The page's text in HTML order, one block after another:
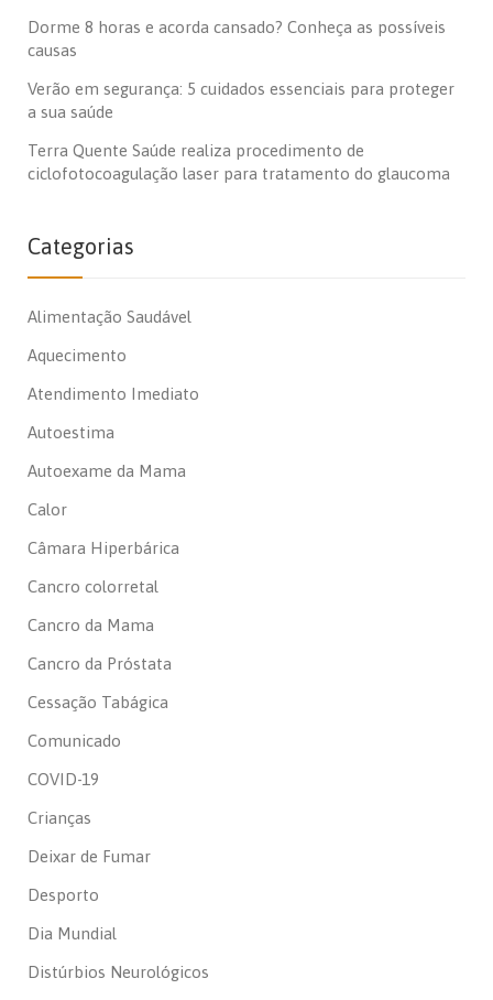
Dorme 8 horas e acorda cansado? Conheça as possíveis
causas
Verão em segurança: 5 cuidados essenciais para proteger
a sua saúde
Terra Quente Saúde realiza procedimento de
ciclofotocoagulação laser para tratamento do glaucoma
Categorias
Alimentação Saudável
Aquecimento
Atendimento Imediato
Autoestima
Autoexame da Mama
Calor
Câmara Hiperbárica
Cancro colorretal
Cancro da Mama
Cancro da Próstata
Cessação Tabágica
Comunicado
COVID-19
Crianças
Deixar de Fumar
Desporto
Dia Mundial
Distúrbios Neurológicos